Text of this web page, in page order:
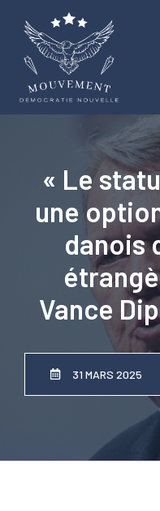
contenu
« Le
une
danois
Vance
31 MARS 2025